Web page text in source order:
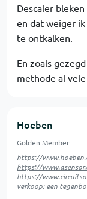
Descaler
en dat weiger
te ontkalken.
En zoals
methode al
Hoeben
Golden Member
https://
https://
https://
verkoop: een